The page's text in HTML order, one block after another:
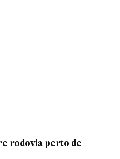
rodovia perto de